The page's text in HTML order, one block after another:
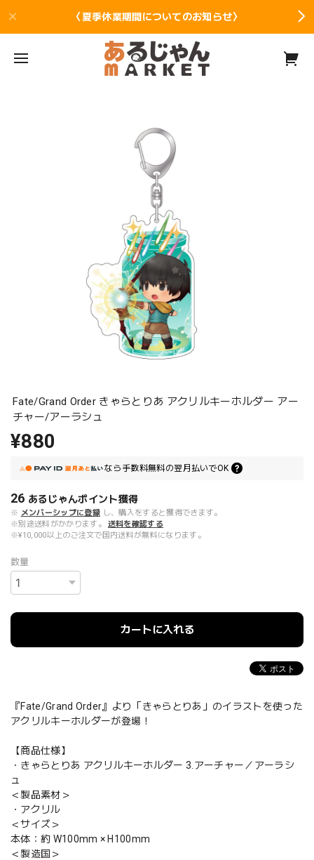
〈夏季休業期間についてのお知らせ〉
Fate/Grand Order きゃらとりあ アクリルキーホルダー アー
チャー/アーラシュ
¥880
なら 手数料無料の翌月払いでOK
26 あるじゃんポイント獲得
※ メンバーシップに登録 し、購入をすると獲得できます。
※別途送料がかかります。
送料を確認する
※¥10,000以上のご注文で国内送料が無料になります。
数量
カートに入れる
『Fate/Grand Order』より「きゃらとりあ」のイラストを使った
アクリルキーホルダーが登場！
【商品仕様】
・きゃらとりあ アクリルキーホルダー 3.アーチャー／アーラシ
ュ
＜製品素材＞
・アクリル
＜サイズ＞
本体：約 W100mm × H100mm
＜製造国＞